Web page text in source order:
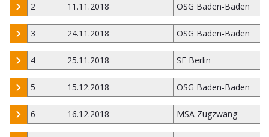
2 11.11.2018 OSG Baden-Baden
3 24.11.2018 OSG Baden-Baden
4 25.11.2018 SF Berlin
5 15.12.2018 OSG Baden-Baden
6 16.12.2018 MSA Zugzwang